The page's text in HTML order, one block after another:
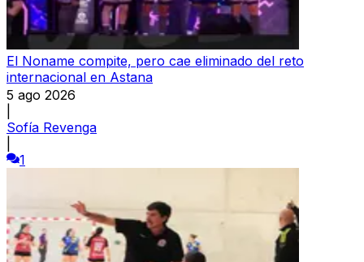
El Noname compite, pero cae eliminado del reto
internacional en Astana
5 ago 2026
Sofía Revenga
1